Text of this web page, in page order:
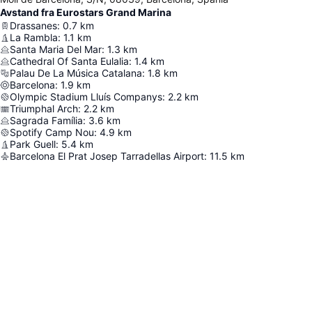
Avstand fra Eurostars Grand Marina
Drassanes: 0.7 km
La Rambla: 1.1 km
Santa Maria Del Mar: 1.3 km
Cathedral Of Santa Eulalia: 1.4 km
Palau De La Música Catalana: 1.8 km
Barcelona: 1.9 km
Olympic Stadium Lluís Companys: 2.2 km
Triumphal Arch: 2.2 km
Sagrada Família: 3.6 km
Spotify Camp Nou: 4.9 km
Park Guell: 5.4 km
Barcelona El Prat Josep Tarradellas Airport: 11.5 km